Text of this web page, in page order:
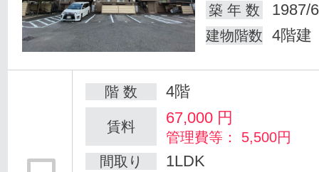
築 年 数
1987/
建物階数 4階建
階 数 4階
賃料 67,000 円
管理費等： 5,500円
間取り
1LDK